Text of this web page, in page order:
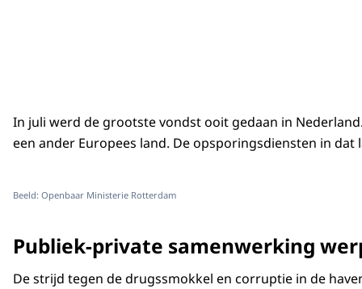
In juli werd de grootste vondst ooit gedaan in
een ander Europees land. De opsporingsdiensten in
Beeld: Openbaar Ministerie Rotterdam
Publiek-private samenwerking
De strijd tegen de drugssmokkel en corruptie in de